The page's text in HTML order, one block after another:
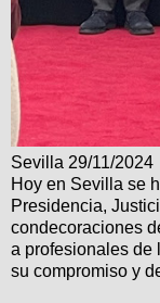
Sevilla 29/11/2024
Hoy en Sevilla se
Presidencia,
condecoraciones
a profesionales de
su compromiso y